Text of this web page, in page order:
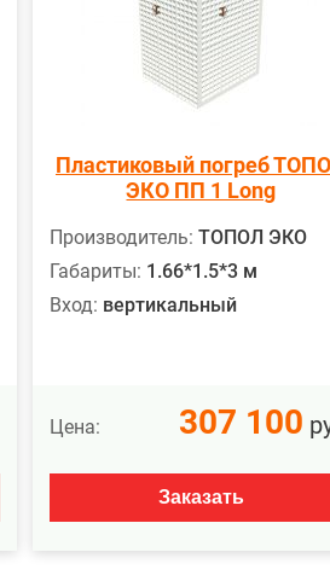
Пластиковый погреб
ЭКО ПП 1 Long
Производитель: ТОПОЛ ЭКО
Габариты: 1.66*1.5*3 м
Вход: вертикальный
Цена: 307 100
Заказать